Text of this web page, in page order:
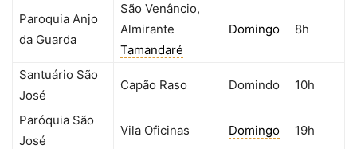
Paroquia Anjo
da Guarda
São Venâncio,
Almirante
Tamandaré
Domingo 8h
Santuário São
José
Capão Raso Domindo 10h
Paróquia São
José
Vila Oficinas Domingo 19h